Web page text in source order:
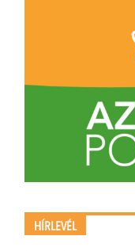
HÍRLEVÉL